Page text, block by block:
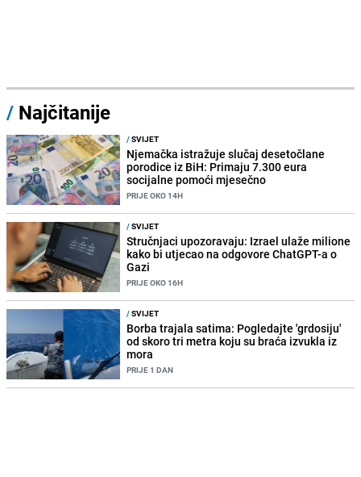
/ Najčitanije
/SVIJET
Njemačka istražuje slučaj desetočlane
porodice iz BiH: Primaju 7.300 eura
socijalne pomoći mjesečno
PRIJE OKO 14H
/SVIJET
Stručnjaci upozoravaju: Izrael ulaže milione
kako bi utjecao na odgovore ChatGPT-a o
Gazi
PRIJE OKO 16H
/SVIJET
Borba trajala satima: Pogledajte 'grdosiju'
od skoro tri metra koju su braća izvukla iz
mora
PRIJE 1 DAN